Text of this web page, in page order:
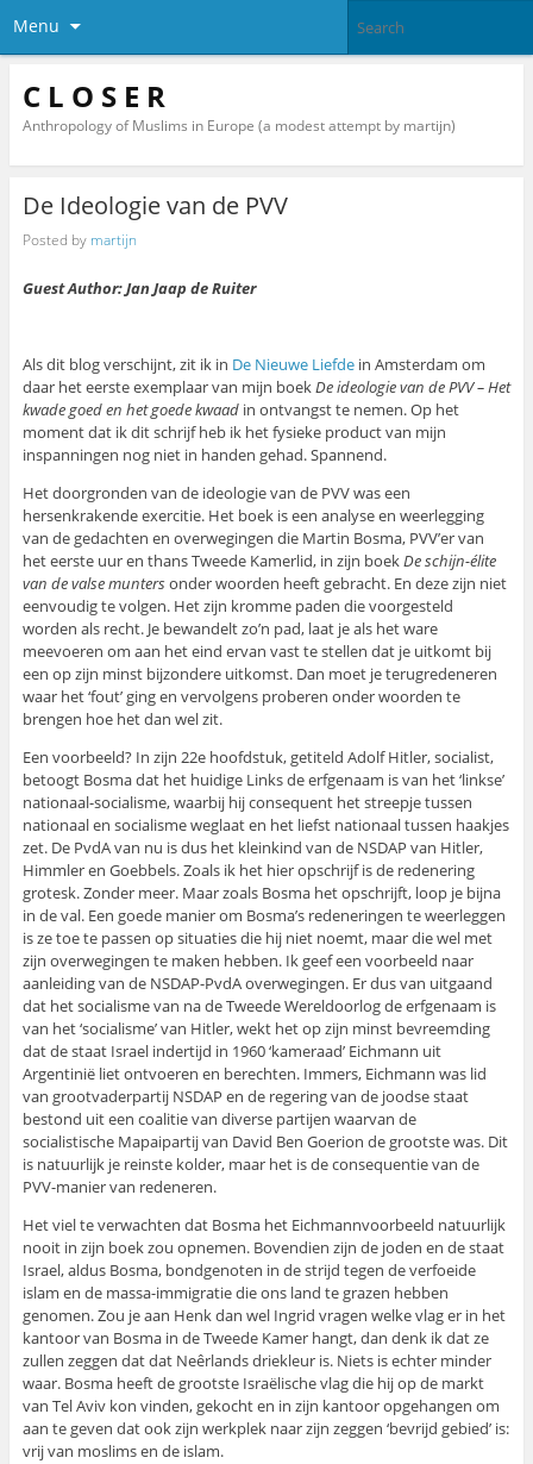
Menu
C L O S E R
Anthropology of Muslims in Europe (a modest attempt by martijn)
De Ideologie van de PVV
Posted by martijn
Guest Author: Jan Jaap de Ruiter
Als dit blog verschijnt, zit ik in De Nieuwe Liefde in Amsterdam om
daar het eerste exemplaar van mijn boekDe ideologie van de PVV – Het
kwade goed en het goede kwaadin ontvangst te nemen. Op het
moment dat ik dit schrijf heb ik het fysieke product van mijn
inspanningen nog niet in handen gehad. Spannend.
Het doorgronden van de ideologie van de PVV was een
hersenkrakende exercitie. Het boek is een analyse en weerlegging
van de gedachten en overwegingen die Martin Bosma, PVV’er van
het eerste uur en thans Tweede Kamerlid, in zijn boekDe schijn-élite
van de valse muntersonder woorden heeft gebracht. En deze zijn niet
eenvoudig te volgen. Het zijn kromme paden die voorgesteld
worden als recht. Je bewandelt zo’n pad, laat je als het ware
meevoeren om aan het eind ervan vast te stellen dat je uitkomt bij
een op zijn minst bijzondere uitkomst. Dan moet je terugredeneren
waar het ‘fout’ ging en vervolgens proberen onder woorden te
brengen hoe het dan wel zit.
Een voorbeeld? In zijn 22e hoofdstuk, getiteld Adolf Hitler, socialist,
betoogt Bosma dat het huidige Links de erfgenaam is van het ‘linkse’
nationaal-socialisme, waarbij hij consequent het streepje tussen
nationaal en socialisme weglaat en het liefst nationaal tussen haakjes
zet. De PvdA van nu is dus het kleinkind van de NSDAP van Hitler,
Himmler en Goebbels. Zoals ik het hier opschrijf is de redenering
grotesk. Zonder meer. Maar zoals Bosma het opschrijft, loop je bijna
in de val. Een goede manier om Bosma’s redeneringen te weerleggen
is ze toe te passen op situaties die hij niet noemt, maar die wel met
zijn overwegingen te maken hebben. Ik geef een voorbeeld naar
aanleiding van de NSDAP-PvdA overwegingen. Er dus van uitgaand
dat het socialisme van na de Tweede Wereldoorlog de erfgenaam is
van het ‘socialisme’ van Hitler, wekt het op zijn minst bevreemding
dat de staat Israel indertijd in 1960 ‘kameraad’ Eichmann uit
Argentinië liet ontvoeren en berechten. Immers, Eichmann was lid
van grootvaderpartij NSDAP en de regering van de joodse staat
bestond uit een coalitie van diverse partijen waarvan de
socialistische Mapaipartij van David Ben Goerion de grootste was. Dit
is natuurlijk je reinste kolder, maar het is de consequentie van de
PVV-manier van redeneren.
Het viel te verwachten dat Bosma het Eichmannvoorbeeld natuurlijk
nooit in zijn boek zou opnemen. Bovendien zijn de joden en de staat
Israel, aldus Bosma, bondgenoten in de strijd tegen de verfoeide
islam en de massa-immigratie die ons land te grazen hebben
genomen. Zou je aan Henk dan wel Ingrid vragen welke vlag er in het
kantoor van Bosma in de Tweede Kamer hangt, dan denk ik dat ze
zullen zeggen dat dat Neêrlands driekleur is. Niets is echter minder
waar. Bosma heeft de grootste Israëlische vlag die hij op de markt
van Tel Aviv kon vinden, gekocht en in zijn kantoor opgehangen om
aan te geven dat ook zijn werkplek naar zijn zeggen ‘bevrijd gebied’ is:
vrij van moslims en de islam.